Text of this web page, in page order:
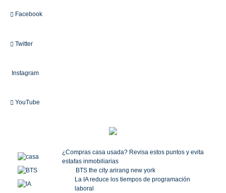
Facebook
Twitter
Instagram
YouTube
¿Compras casa usada? Revisa estos puntos y evita
estafas inmobiliarias
BTS the city arirang new york
La IA reduce los tiempos de programación
laboral